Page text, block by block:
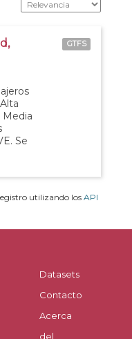
Media
Se
GTFS
utilizando los API
Datasets
Contacto
Acerca
del